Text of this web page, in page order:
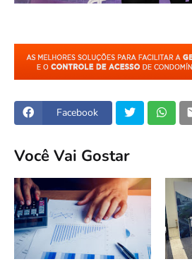
Facebook
Você Vai Gostar